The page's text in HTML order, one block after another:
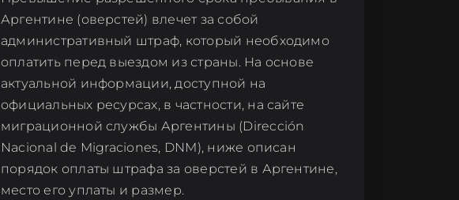
Аргентине (оверстей) влечет за собой
административный штраф, который необходимо
оплатить перед выездом из страны. На основе
актуальной информации, доступной на
официальных ресурсах, в частности, на сайте
миграционной службы Аргентины (Dirección
Nacional de Migraciones, DNM), ниже описан
порядок оплаты штрафа за оверстей в Аргентине,
место его уплаты и размер.